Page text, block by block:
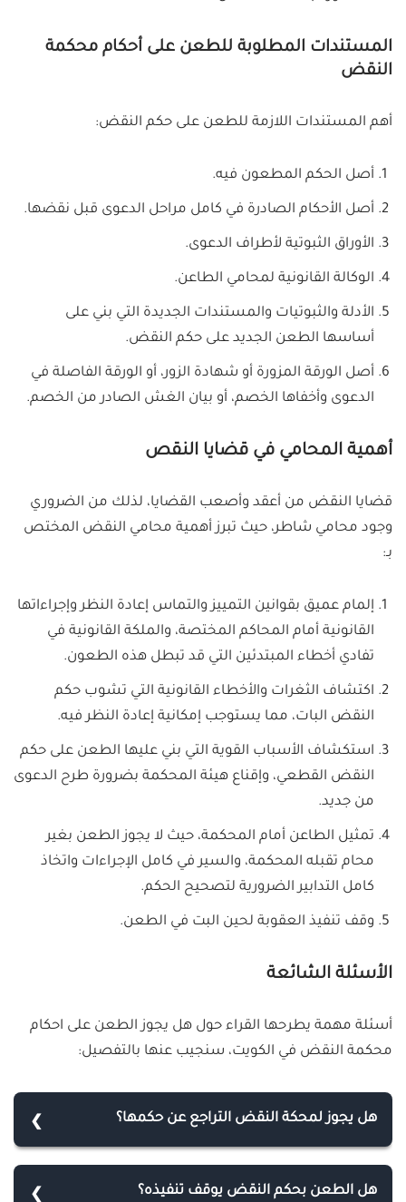
المستندات المطلوبة للطعن على أحكام محكمة
النقض
أهم المستندات اللازمة للطعن على حكم النقض:
أصل الحكم المطعون فيه.
أصل الأحكام الصادرة في كامل مراحل الدعوى قبل نقضها.
الأوراق الثبوتية لأطراف الدعوى.
الوكالة القانونية لمحامي الطاعن.
الأدلة والثبوتيات والمستندات الجديدة التي بني على
أساسها الطعن الجديد على حكم النقض.
أصل الورقة المزورة أو شهادة الزور، أو الورقة الفاصلة في
الدعوى وأخفاها الخصم، أو بيان الغش الصادر من الخصم.
أهمية المحامي في قضايا النقص
قضايا النقض من أعقد وأصعب القضايا، لذلك من الضروري
وجود محامي شاطر، حيث تبرز أهمية محامي النقض المختص
بـ:
إلمام عميق بقوانين التمييز والتماس إعادة النظر وإجراءاتها
القانونية أمام المحاكم المختصة، والملكة القانونية في
تفادي أخطاء المبتدئين التي قد تبطل هذه الطعون.
اكتشاف الثغرات والأخطاء القانونية التي تشوب حكم
النقض البات، مما يستوجب إمكانية إعادة النظر فيه.
استكشاف الأسباب القوية التي بني عليها الطعن على حكم
النقض القطعي، وإقناع هيئة المحكمة بضرورة طرح الدعوى
من جديد.
تمثيل الطاعن أمام المحكمة، حيث لا يجوز الطعن بغير
محام تقبله المحكمة، والسير في كامل الإجراءات واتخاذ
كامل التدابير الضرورية لتصحيح الحكم.
وقف تنفيذ العقوبة لحين البت في الطعن.
الأسئلة الشائعة
أسئلة مهمة يطرحها القراء حول هل يجوز الطعن على احكام
محكمة النقض في الكويت، سنجيب عنها بالتفصيل:
هل يجوز لمحكة النقض التراجع عن حكمها؟
تكتشف أن حكمها بني على أخطاء قانونية لم يكن من
هل الطعن بحكم النقض يوقف تنفيذه؟